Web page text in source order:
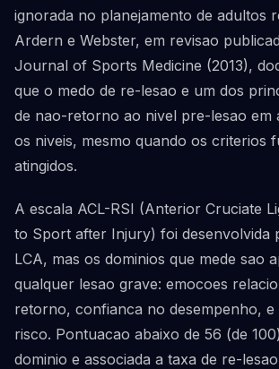
ignorada no planejamento de adultos
Ardern e Webster, em revisao
Journal of Sports Medicine (2013),
que o medo de re-lesao e um dos
de nao-retorno ao nivel pre-lesao em
os niveis, mesmo quando os criterios
atingidos.
A escala ACL-RSI (Anterior Cruciate
to Sport after Injury) foi desenvolvida
LCA, mas os dominios que mede sao
qualquer lesao grave: emocoes
retorno, confianca no desempenho, e
risco. Pontuacao abaixo de 56 (de
dominio e associada a taxa de re-lesao